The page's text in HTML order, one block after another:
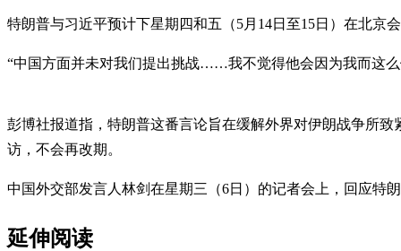
特朗普与习近平预计下星期四和五（5月14日至15日）在北京
“中国方面并未对我们提出挑战……我不觉得他会因为我而这
彭博社报道指，特朗普这番言论旨在缓解外界对伊朗战争所
访，不会再改期。
中国外交部发言人林剑在星期三（6日）的记者会上，回应特
延伸阅读